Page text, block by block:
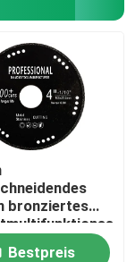
bronziertes
Bestpreis